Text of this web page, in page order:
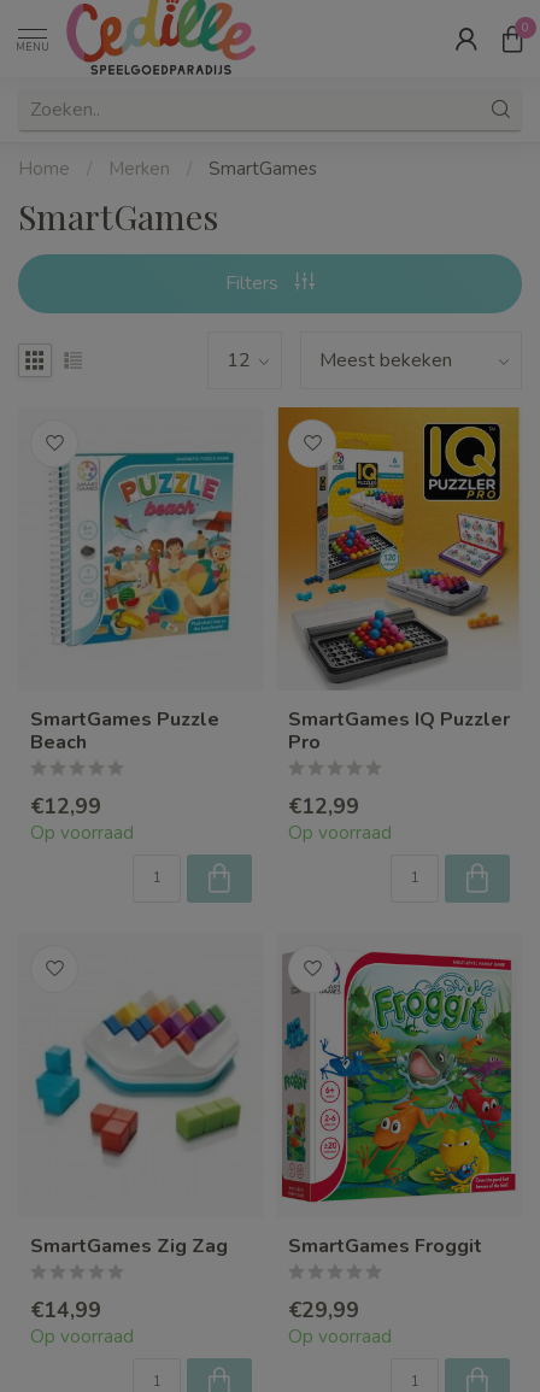
MENU
0
Home / Merken / SmartGames
SmartGames
Filters
SmartGames Puzzle
Beach
€12,99
Op voorraad
SmartGames IQ Puzzler
Pro
€12,99
Op voorraad
SmartGames Zig Zag
€14,99
Op voorraad
SmartGames Froggit
€29,99
Op voorraad